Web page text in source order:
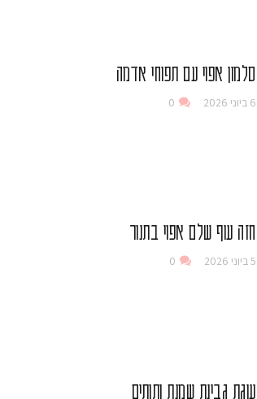
סלמון אפוי עם תפוחי אדמה
6 ביוני 2026 0
חזה עוף שלם אפוי בתנור
5 ביוני 2026 0
עוגת גבינת שמנת ותותים